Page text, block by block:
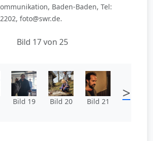
Baden-Baden, Tel:
foto@swr.de.
Bild 17 von 25
Bild 19 Bild 20 Bild 21 >